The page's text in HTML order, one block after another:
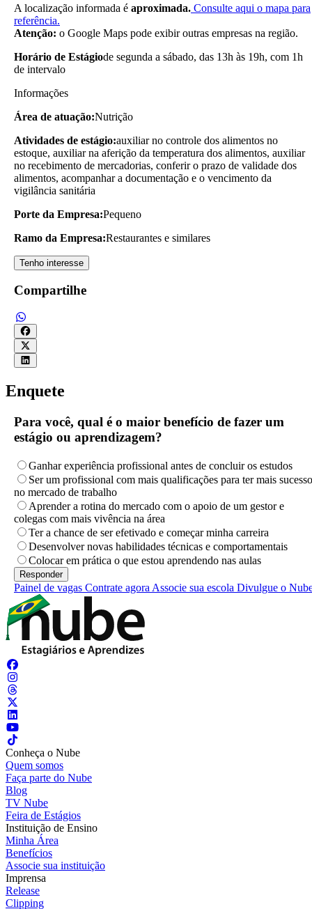
A localização informada é aproximada. Consulte aqui o mapa para
referência.
Atenção: o Google Maps pode exibir outras empresas na região.
Horário de Estágiode segunda a sábado, das 13h às 19h, com 1h
de intervalo
Informações
Área de atuação:Nutrição
Atividades de estágio:auxiliar no controle dos alimentos no
estoque, auxiliar na aferição da temperatura dos alimentos, auxiliar
no recebimento de mercadorias, conferir o prazo de validade dos
alimentos, acompanhar a documentação e o vencimento da
vigilância sanitária
Porte da Empresa:Pequeno
Ramo da Empresa:Restaurantes e similares
Tenho interesse
Compartilhe
Enquete
Para você, qual é o maior benefício de fazer um
estágio ou aprendizagem?
Ganhar experiência profissional antes de concluir os estudos
Ser um profissional com mais qualificações para ter mais sucesso
no mercado de trabalho
Aprender a rotina do mercado com o apoio de um gestor e
colegas com mais vivência na área
Ter a chance de ser efetivado e começar minha carreira
Desenvolver novas habilidades técnicas e comportamentais
Colocar em prática o que estou aprendendo nas aulas
Painel de vagas Contrate agora Associe sua escola Divulgue o
Conheça o Nube
Quem somos
Faça parte do Nube
Blog
TV Nube
Feira de Estágios
Instituição de Ensino
Minha Área
Benefícios
Associe sua instituição
Imprensa
Release
Clipping